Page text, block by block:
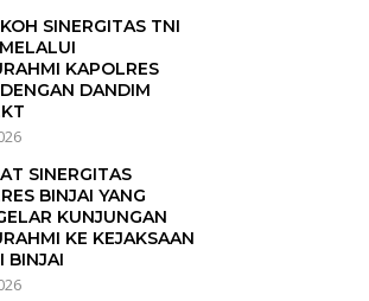
SINERGITAS TNI
KAPOLRES
DANDIM
SINERGITAS
BINJAI YANG
KUNJUNGAN
KE KEJAKSAAN
BINJAI